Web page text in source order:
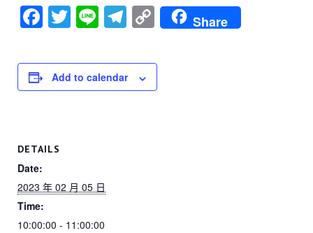
F
c
e
o
k
T
tt
er
Li
e
T
e
gr
C
o
p
y
Share
Add to calendar
DETAILS
Date:
2023 年 02 月 05 日
Time:
10:00:00 - 11:00:00